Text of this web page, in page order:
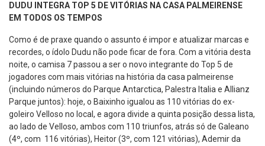
DUDU INTEGRA TOP 5 DE VITÓRIAS NA CASA PALMEIRENSE
EM TODOS OS TEMPOS
Como é de praxe quando o assunto é impor e atualizar marcas e
recordes, o ídolo Dudu não pode ficar de fora. Com a vitória desta
noite, o camisa 7 passou a ser o novo integrante do Top 5 de
jogadores com mais vitórias na história da casa palmeirense
(incluindo números do Parque Antarctica, Palestra Italia e Allianz
Parque juntos): hoje, o Baixinho igualou as 110 vitórias do ex-
goleiro Velloso no local, e agora divide a quinta posição dessa lista,
ao lado de Velloso, ambos com 110 triunfos, atrás só de Galeano
(4º, com 116 vitórias), Heitor (3º, com 121 vitórias), Ademir da